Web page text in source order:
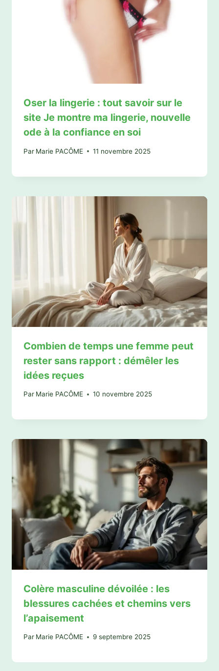
Oser la lingerie : tout savoir sur le
site Je montre ma lingerie, nouvelle
ode à la confiance en soi
Par Marie PACÔME 11 novembre 2025
Combien de temps une femme peut
rester sans rapport : démêler les
idées reçues
Par Marie PACÔME 10 novembre 2025
Colère masculine dévoilée : les
blessures cachées et chemins vers
l’apaisement
Par Marie PACÔME 9 septembre 2025